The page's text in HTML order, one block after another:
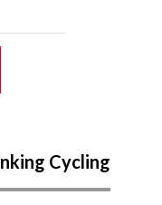
Cycling